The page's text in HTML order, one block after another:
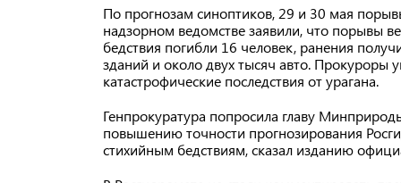
По прогнозам синоптиков, 29 и 30 мая
надзорном ведомстве заявили, что порывы
бедствия погибли 16 человек, ранения
зданий и около двух тысяч авто. Прокуроры
катастрофические последствия от урагана.
Генпрокуратура попросила главу
повышению точности прогнозирования
стихийным бедствиям, сказал изданию